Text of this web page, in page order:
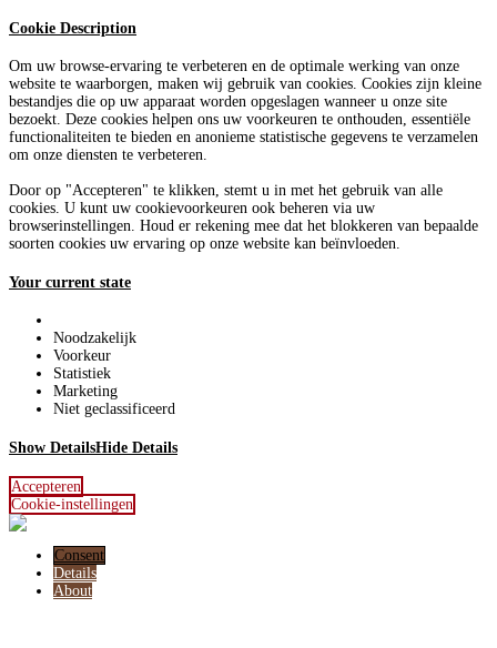
Cookie Description
Om uw browse-ervaring te verbeteren en de optimale werking van onze
website te waarborgen, maken wij gebruik van cookies. Cookies zijn kleine
bestandjes die op uw apparaat worden opgeslagen wanneer u onze site
bezoekt. Deze cookies helpen ons uw voorkeuren te onthouden, essentiële
functionaliteiten te bieden en anonieme statistische gegevens te verzamelen
om onze diensten te verbeteren.
Door op "Accepteren" te klikken, stemt u in met het gebruik van alle
cookies. U kunt uw cookievoorkeuren ook beheren via uw
browserinstellingen. Houd er rekening mee dat het blokkeren van bepaalde
soorten cookies uw ervaring op onze website kan beïnvloeden.
Your current state
Noodzakelijk
Voorkeur
Statistiek
Marketing
Niet geclassificeerd
Show DetailsHide Details
Accepteren
Cookie-instellingen
Consent
Details
About